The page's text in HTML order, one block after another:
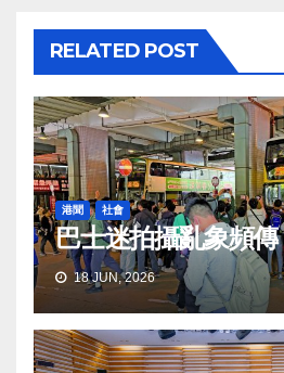
RELATED POST
港聞 社會
巴士迷拍攝亂象頻傳
18 JUN, 2026